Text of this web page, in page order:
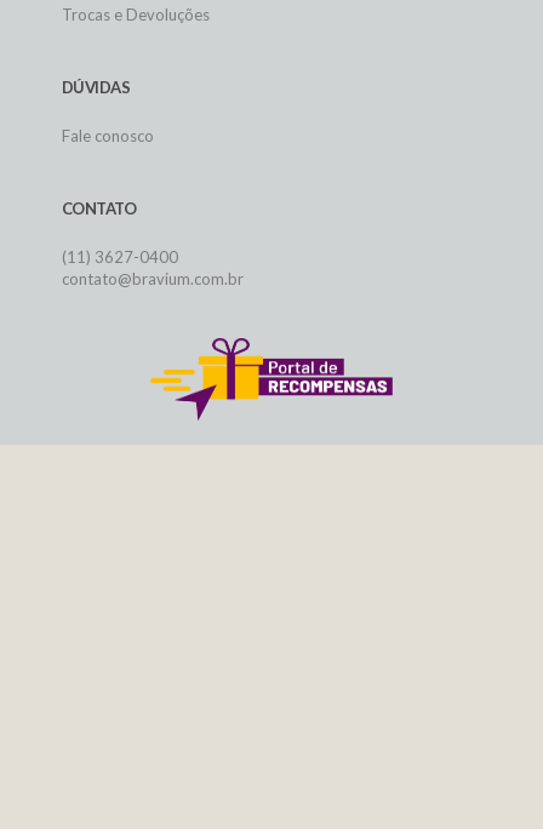
Trocas e Devoluções
DÚVIDAS
Fale conosco
CONTATO
(11) 3627-0400
contato@bravium.com.br